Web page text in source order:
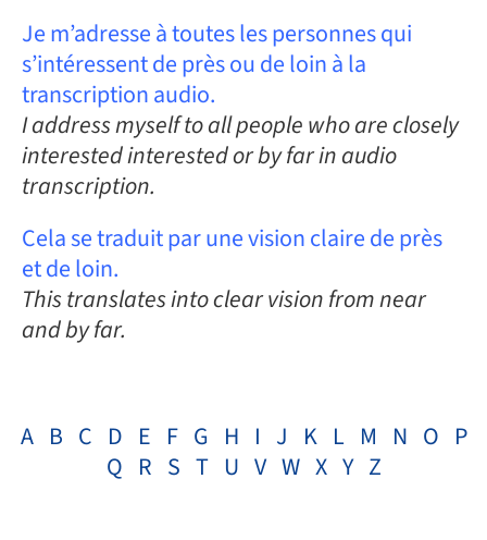
Je m’adresse à toutes les personnes qui
s’intéressent de près ou de loin à la
transcription audio.
I address myself to all people who are closely
interested interested or by far in audio
transcription.
Cela se traduit par une vision claire de près
et de loin.
This translates into clear vision from near
and by far.
A B C D E F G H I J K L M N O P
Q R S T U V W X Y Z